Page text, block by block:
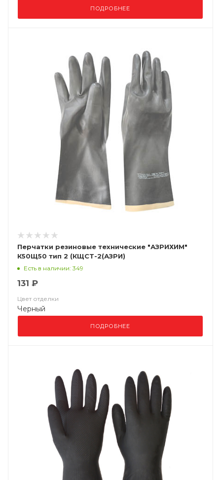
ПОДРОБНЕЕ
Перчатки резиновые технические "АЗРИХИМ"
К50Щ50 тип 2 (КЩСТ-2(АЗРИ)
Есть в наличии: 349
131 ₽
Цвет отделки
Черный
ПОДРОБНЕЕ